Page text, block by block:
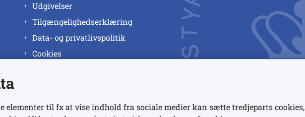
Udgivelser
Tilgængelighedserklæring
Data- og privatlivspolitik
Cookies
elementer til fx at vise indhold fra sociale medier kan sætte tredjeparts cookies,